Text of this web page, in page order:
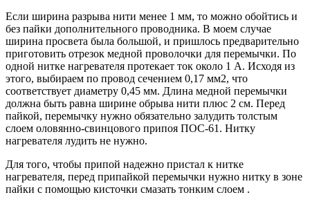
Если ширина разрыва нити менее 1 мм, то можно обойтись и
без пайки дополнительного проводника. В моем случае
ширина просвета была большой, и пришлось предварительно
приготовить отрезок медной проволочки для перемычки. По
одной нитке нагревателя протекает ток около 1 А. Исходя из
этого, выбираем по провод сечением 0,17 мм2, что
соответствует диаметру 0,45 мм. Длина медной перемычки
должна быть равна ширине обрыва нити плюс 2 см. Перед
пайкой, перемычку нужно обязательно залудить толстым
слоем оловянно-свинцового припоя ПОС-61. Нитку
нагревателя лудить не нужно.
Для того, чтобы припой надежно пристал к нитке
нагревателя, перед припайкой перемычки нужно нитку в зоне
пайки с помощью кисточки смазать тонким слоем .